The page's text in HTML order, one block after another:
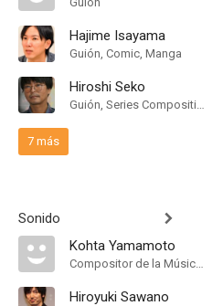
Hajime Isayama
Guión, Comic, Manga
Hiroshi Seko
Guión, Series Composition
7 más
Sonido
Kohta Yamamoto
Compositor de la Música Original
Hiroyuki Sawano